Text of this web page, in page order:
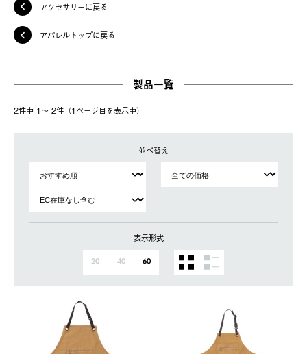
アクセサリーに戻る
アパレルトップに戻る
製品一覧
2件中 1〜 2件（1ページ⽬を表⽰中）
並べ替え
表示形式
20 40 60